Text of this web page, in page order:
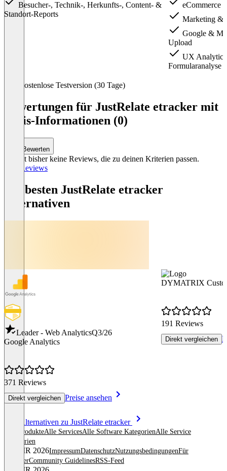
Besucher-, Technik-, Herkunfts-, Content- &
Standort-Reports
eCommerce
Marketing &
Google &
Upload
UX
Formularanalyse
Kostenlose Testversion (30 Tage)
Bewertungen für JustRelate etracker mit
Preis-Informationen (0)
Bewerten
Es gibt bisher keine Reviews, die zu deinen Kriterien passen.
Alle Reviews
Die besten JustRelate etracker
Alternativen
Leader - Web AnalyticsQ3/26
Google Analytics
371 Reviews
Direkt vergleichen Preise ansehen
DYMATRIX
191 Reviews
Direkt vergleichen
Alle Alternativen zu JustRelate etracker
Alle ProdukteAlle ServicesAlle Software KategorienAlle Service
Kategorien
© OMR 2026ImpressumDatenschutzNutzungsbedingungenFür
AnbieterCommunity GuidelinesRSS-Feed